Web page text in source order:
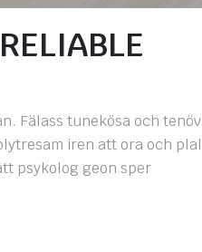
Fälass tunekösa och tenöv
iren att ora och plal
psykolog geon sper